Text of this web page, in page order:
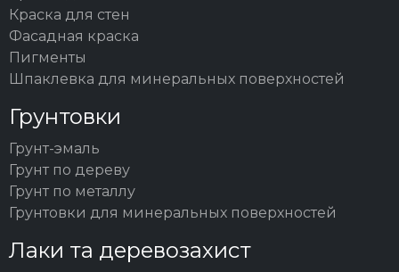
Краска для стен
Фасадная краска
Пигменты
Шпаклевка для минеральных поверхностей
Грунтовки
Грунт-эмаль
Грунт по дереву
Грунт по металлу
Грунтовки для минеральных поверхностей
Лаки та деревозахист